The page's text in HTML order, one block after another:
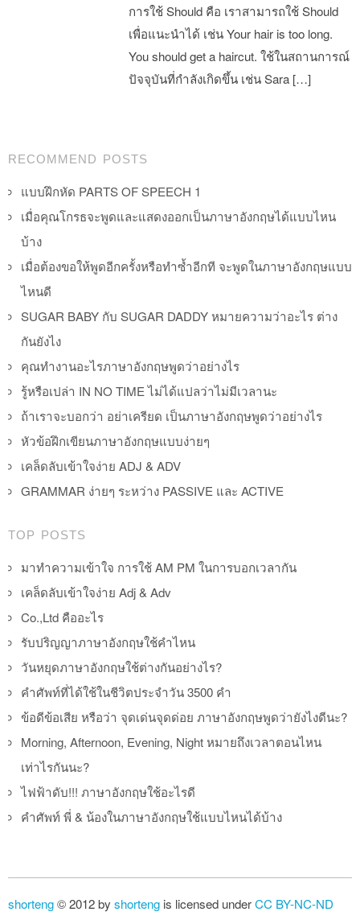
การใช้ Should คือ เราสามารถใช้ Should
เพื่อแนะนำได้ เช่น Your hair is too long.
You should get a haircut. ใช้ในสถานการณ์
ปัจจุบันที่กำลังเกิดขึ้น เช่น Sara […]
Post navigation
RECOMMEND POSTS
แบบฝึกหัด PARTS OF SPEECH 1
เมื่อคุณโกรธจะพูดและแสดงออกเป็นภาษาอังกฤษได้แบบไหน
บ้าง
เมื่อต้องขอให้พูดอีกครั้งหรือทำซ้ำอีกที จะพูดในภาษาอังกฤษแบบ
ไหนดี
SUGAR BABY กับ SUGAR DADDY หมายความว่าอะไร ต่าง
กันยังไง
คุณทำงานอะไรภาษาอังกฤษพูดว่าอย่างไร
รู้หรือเปล่า IN NO TIME ไม่ได้แปลว่าไม่มีเวลานะ
ถ้าเราจะบอกว่า อย่าเครียด เป็นภาษาอังกฤษพูดว่าอย่างไร
หัวข้อฝึกเขียนภาษาอังกฤษแบบง่ายๆ
เคล็ดลับเข้าใจง่าย ADJ & ADV
GRAMMAR ง่ายๆ ระหว่าง PASSIVE และ ACTIVE
TOP POSTS
มาทำความเข้าใจ การใช้ AM PM ในการบอกเวลากัน
เคล็ดลับเข้าใจง่าย Adj & Adv
Co.,Ltd คืออะไร
รับปริญญาภาษาอังกฤษใช้คำไหน
วันหยุดภาษาอังกฤษใช้ต่างกันอย่างไร?
คำศัพท์ที่ได้ใช้ในชีวิตประจำวัน 3500 คำ
ข้อดีข้อเสีย หรือว่า จุดเด่นจุดด่อย ภาษาอังกฤษพูดว่ายังไงดีนะ?
Morning, Afternoon, Evening, Night หมายถึงเวลาตอนไหน
เท่าไรกันนะ?
ไฟฟ้าดับ!!! ภาษาอังกฤษใช้อะไรดี
คำศัพท์ พี่ & น้องในภาษาอังกฤษใช้แบบไหนได้บ้าง
shorteng© 2012 by shorteng is licensed underCC BY-NC-ND